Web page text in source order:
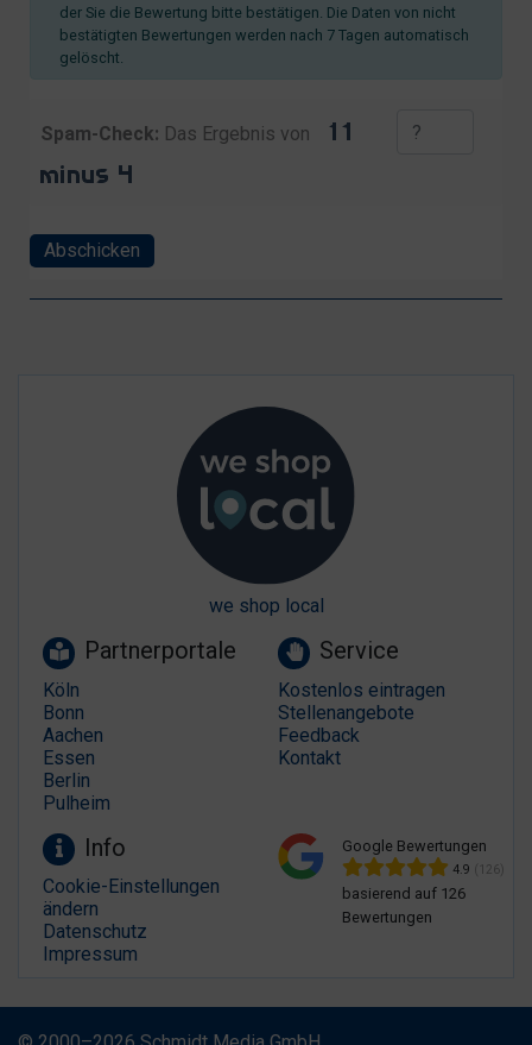
der Sie die Bewertung bitte bestätigen. Die Daten von nicht
bestätigten Bewertungen werden nach 7 Tagen automatisch
gelöscht.
Spam-Check: Das Ergebnis von
Abschicken
we shop local
Partnerportale
Köln
Bonn
Aachen
Essen
Berlin
Pulheim
Service
Kostenlos eintragen
Stellenangebote
Feedback
Kontakt
Info
Cookie-Einstellungen
ändern
Datenschutz
Impressum
Google Bewertungen
4.9 (126)
basierend auf 126
Bewertungen